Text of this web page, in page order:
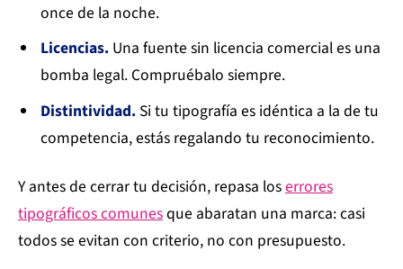
once de la noche.
Licencias.Una fuente sin licencia comercial es una
bomba legal. Compruébalo siempre.
Distintividad.Si tu tipografía es idéntica a la de tu
competencia, estás regalando tu reconocimiento.
Y antes de cerrar tu decisión, repasa loserrores
tipográficos comunesque abaratan una marca: casi
todos se evitan con criterio, no con presupuesto.